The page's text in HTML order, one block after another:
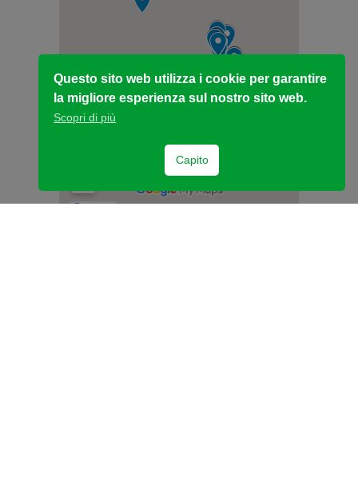
Questo sito web utilizza i cookie per garantire
la migliore esperienza sul nostro sito web.
Scopri di più
Capito